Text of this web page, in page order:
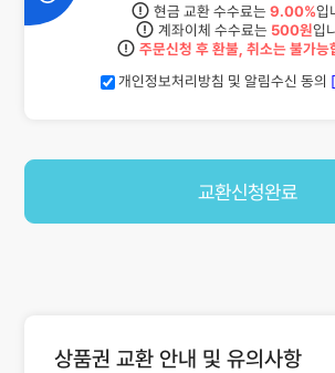
현금 교환 수수료는9.00%입
계좌이체 수수료는 500원입
주문신청 후 환불, 취소는 불가능
개인정보처리방침 및 알림수신 동의
교환신청완료
상품권 교환 안내 및 유의사항